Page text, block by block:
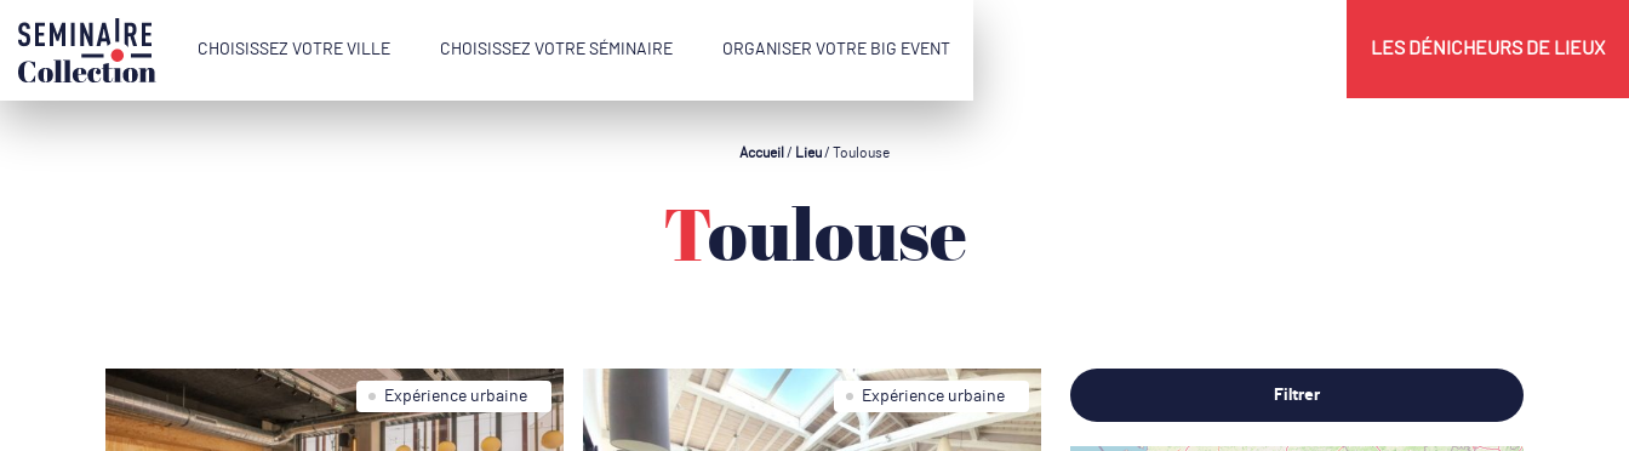
CHOISISSEZ VOTRE VILLE CHOISISSEZ VOTRE SÉMINAIRE ORGANISER VOTRE BIG EVENT LES DÉNICHEURS DE LIEUX
Accueil / Lieu/ Toulouse
Toulouse
Expérience urbaine Expérience urbaine Filtrer